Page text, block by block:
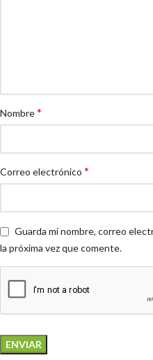
Nombre*
Correo electrónico *
Guarda mi nombre, correo
la próxima vez que comente.